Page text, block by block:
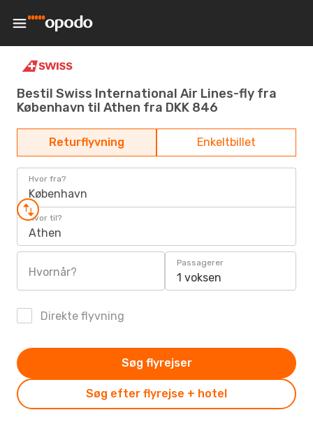
Bestil Swiss International Air Lines-fly fra
København til Athen fra DKK 846
Returflyvning Enkeltbillet
Hvor fra?
København
Hvor til?
Athen
Hvornår?
Passagerer
1 voksen
Direkte flyvning
Søg efter flyrejse + hotel
Søg flyrejser